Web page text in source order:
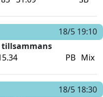
18/5 19:10
tillsammans
PB Mix
18/5 18:30